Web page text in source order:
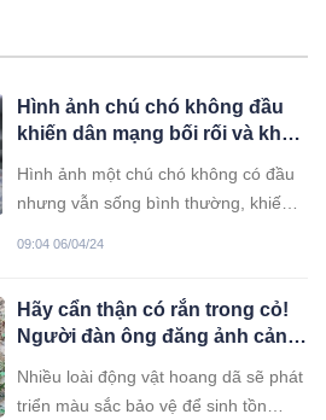
Hình ảnh chú chó không đầu
khiến dân mạng bối rối và khó
Hình ảnh một chú chó không có đầu
nhưng vẫn sống bình thường, khiến
một người dùng có tên @Fatchine
chia sẻ trên mạng xã hội Reddit và
nhanh chóng “gây sốt”, sau đó được
09:04 06/04/24
Hãy cẩn thận có rắn trong cỏ!
Người đàn ông đăng ảnh cảnh
Nhiều loài động vật hoang dã sẽ phát
triển màu sắc bảo vệ để sinh tồn